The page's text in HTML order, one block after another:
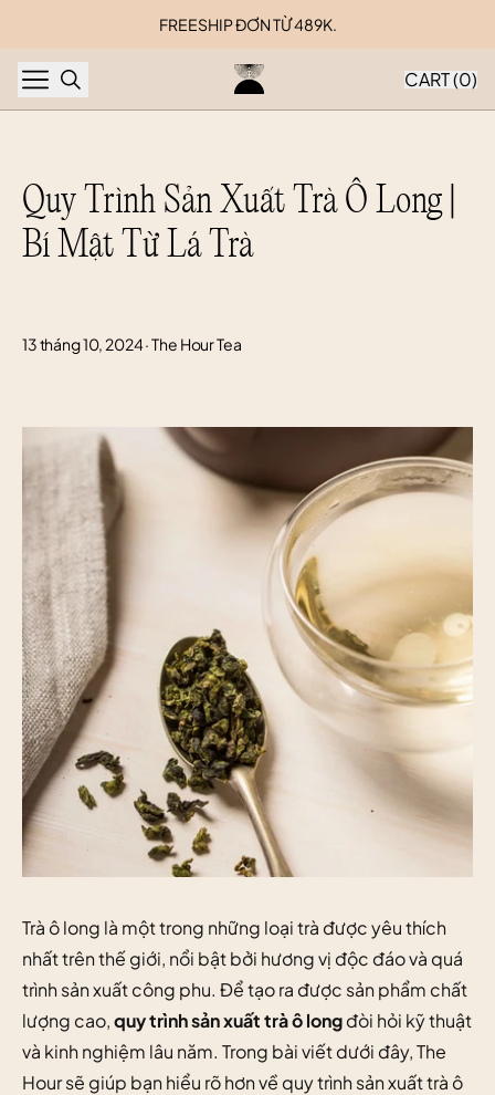
FREESHIP ĐƠN TỪ 489K.
CART (0)
Quy Trình Sản Xuất Trà Ô Long |
Bí Mật Từ Lá Trà
13 tháng 10, 2024·The Hour Tea
Trà ô long là một trong những loại trà được yêu thích
nhất trên thế giới, nổi bật bởi hương vị độc đáo và quá
trình sản xuất công phu. Để tạo ra được sản phẩm chất
lượng cao,quy trình sản xuất trà ô longđòi hỏi kỹ thuật
và kinh nghiệm lâu năm. Trong bài viết dưới đây, The
Hour sẽ giúp bạn hiểu rõ hơn về quy trình sản xuất trà ô